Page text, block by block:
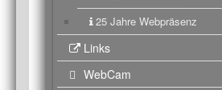
25 Jahre Webpräsenz
Links
WebCam